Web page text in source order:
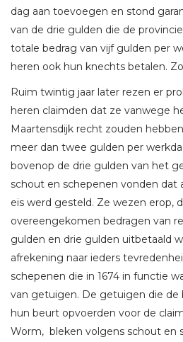
dag aan toevoegen en stond
van de drie gulden die de
totale bedrag van vijf gulden per
heren ook hun knechts betalen.
Ruim twintig jaar later rezen er
heren claimden dat ze vanwege
Maartensdijk recht zouden
meer dan twee gulden per
bovenop de drie gulden van het
schout en schepenen vonden dat
eis werd gesteld. Ze wezen erop,
overeengekomen bedragen van
gulden en drie gulden uitbetaald
afrekening naar ieders
schepenen die in 1674 in functie
van getuigen. De getuigen die de
hun beurt opvoerden voor de
Worm, bleken volgens schout en